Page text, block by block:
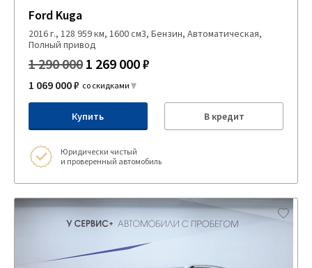
Ford Kuga
2016 г., 128 959 км, 1600 см3, Бензин, Автоматическая,
Полный привод
1 290 000 1 269 000 ₽
1 069 000 ₽ со скидками
Купить В кредит
Юридически чистый
и проверенный автомобиль